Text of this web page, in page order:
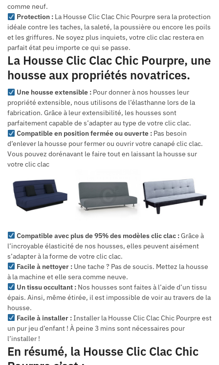
comme neuf.
Protection :La Housse Clic Clac Chic Pourpre sera la protection
idéale contre les taches, la saleté, la poussière ou encore les poils
et les griffures. Ne soyez plus inquiets, votre clic clac restera en
parfait état peu importe ce qui se passe.
La Housse Clic Clac Chic Pourpre, une
housse aux propriétés novatrices.
Une housse extensible :Pour donner à nos housses leur
propriété extensible, nous utilisons de l’élasthanne lors de la
fabrication. Grâce à leur extensibilité, les housses sont
parfaitement capable de s’adapter au type de votre clic clac.
Compatible en position fermée ou ouverte :Pas besoin
d’enlever la housse pour fermer ou ouvrir votre canapé clic clac.
Vous pouvez dorénavant le faire tout en laissant la housse sur
votre clic clac
Compatible avec plus de 95% des modèles clic clac :Grâce à
l’incroyable élasticité de nos housses, elles peuvent aisément
s’adapter à la forme de votre clic clac.
Facile à nettoyer :Une tache ? Pas de soucis. Mettez la housse
à la machine et elle sera comme neuve.
Un tissu occultant :Nos housses sont faites à l’aide d’un tissu
épais. Ainsi, même étirée, il est impossible de voir au travers de la
housse.
Facile à installer :Installer la Housse Clic Clac Chic Pourpre est
un pur jeu d’enfant ! À peine 3 mins sont nécessaires pour
l’installer !
En résumé, la Housse Clic Clac Chic